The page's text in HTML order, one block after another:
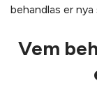
behandlas er
Vem